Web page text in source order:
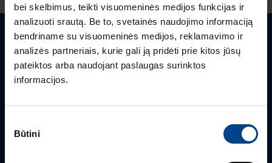
bei skelbimus, teikti visuomeninės medijos funkcijas ir
analizuoti srautą. Be to, svetainės naudojimo informaciją
bendriname su visuomeninės medijos, reklamavimo ir
analizės partneriais, kurie gali ją pridėti prie kitos jūsų
pateiktos arba naudojant paslaugas surinktos
informacijos.
pasirinkimas
Būtini
Turite klausimų? Susisiekite
Mielai atsakysime į Jums aktualius klausimus.